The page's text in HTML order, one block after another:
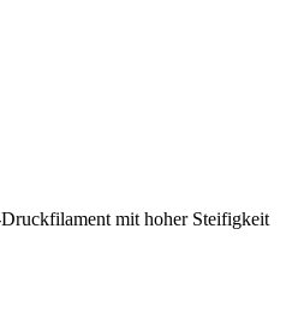
mit hoher Steifigkeit